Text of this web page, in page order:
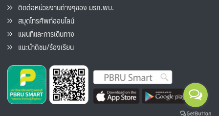
ติดต่อหน่วยงานต่างๆของ มรภ.พบ.
สมุดโทรศัพท์ออนไลน์
แผนที่และการเดินทาง
แนะนำติชม/ร้องเรียน